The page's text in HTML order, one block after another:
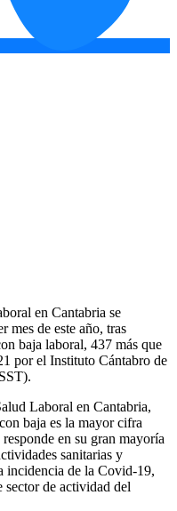
en Cantabria se
mes de este año, tras
baja laboral, 437 más que
por el Instituto Cántabro de
Laboral en Cantabria,
baja es la mayor cifra
en su gran mayoría
sanitarias y
incidencia de la Covid-19,
sector de actividad del